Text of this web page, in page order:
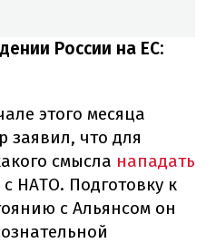
России на ЕС:
этого месяца
заявил, что для
смысла нападать
с НАТО. Подготовку к
с Альянсом он